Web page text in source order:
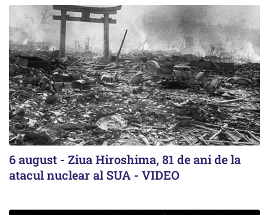
6 august - Ziua Hiroshima, 81 de ani de la
atacul nuclear al SUA - VIDEO